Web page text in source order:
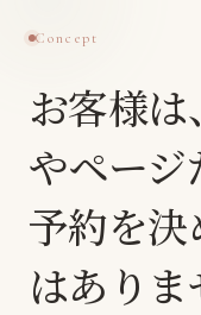
Concept
お客様
やページ
予約を
はありま